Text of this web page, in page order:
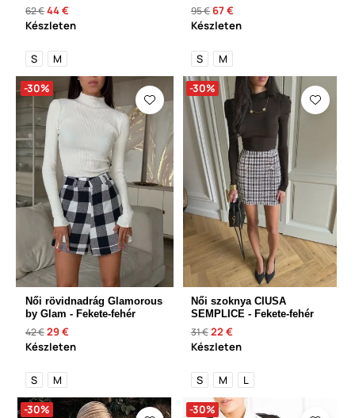
62 €44 €
Készleten
S M
95 € 67 €
Készleten
S M
-30%
Női rövidnadrág Glamorous
by Glam - Fekete-fehér
42 €29 €
Készleten
S M
-30%
Női szoknya CIUSA
SEMPLICE - Fekete-fehér
31 €22 €
Készleten
S M L
-30% -30%